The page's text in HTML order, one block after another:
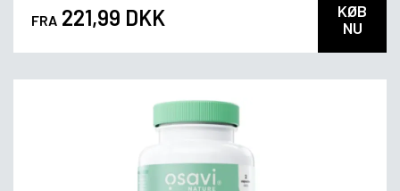
FRA 221,99 DKK
KØB
NU